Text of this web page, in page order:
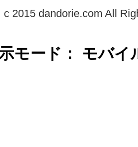
c 2015 dandorie.com All
モード： モバ